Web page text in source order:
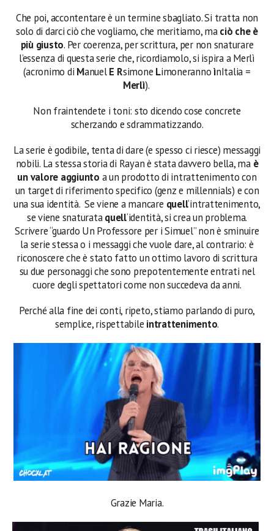
Che poi, accontentare è un termine sbagliato. Si tratta non
solo di darci ciò che vogliamo, che meritiamo, maciò che è
più giusto. Per coerenza, per scrittura, per non snaturare
l’essenza di questa serie che, ricordiamolo, si ispira a Merlì
(acronimo di ManuelE Rsimone LimonerannoìnItalia =
Merlì).
Non fraintendete i toni: sto dicendo cose concrete
scherzando e sdrammatizzando.
La serie è godibile, tenta di dare (e spesso ci riesce) messaggi
nobili. La stessa storia di Rayan è stata davvero bella, ma è
un valore aggiunto a un prodotto di intrattenimento con
un target di riferimento specifico (genz e millennials) e con
una sua identità. Se viene a mancare quell‘intrattenimento,
se viene snaturataquell‘identità, si crea un problema.
Scrivere “guardo Un Professore per i Simuel” non è sminuire
la serie stessa o i messaggi che vuole dare, al contrario: è
riconoscere che è stato fatto un ottimo lavoro di scrittura
su due personaggi che sono prepotentemente entrati nel
cuore degli spettatori come non succedeva da anni.
Perché alla fine dei conti, ripeto, stiamo parlando di puro,
semplice, rispettabile intrattenimento.
Grazie Maria.